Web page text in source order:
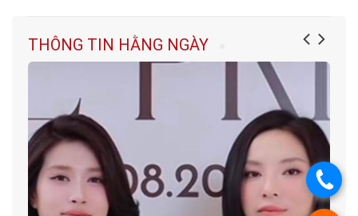
THÔNG TIN HẰNG NGÀY
.